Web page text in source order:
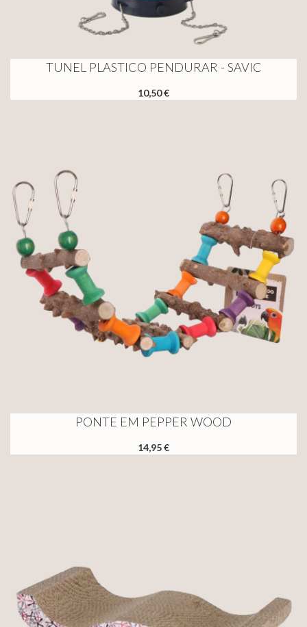
TUNEL PLASTICO PENDURAR - SAVIC
10,50 €
PONTE EM PEPPER WOOD
14,95 €